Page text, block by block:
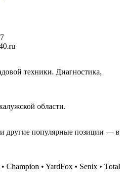
техники. Диагностика,
области.
другие популярные позиции — в
Champion • YardFox • Senix • Total